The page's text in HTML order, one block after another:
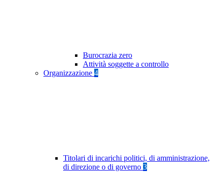
Burocrazia zero
Attività soggette a controllo
Organizzazione 4
Titolari di incarichi politici, di amministrazione,
di direzione o di governo 3